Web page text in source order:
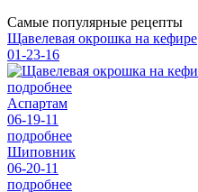
Самые популярные рецепты
Щавелевая окрошка на кефире
01-23-16
подробнее
Аспартам
06-19-11
подробнее
Шиповник
06-20-11
подробнее